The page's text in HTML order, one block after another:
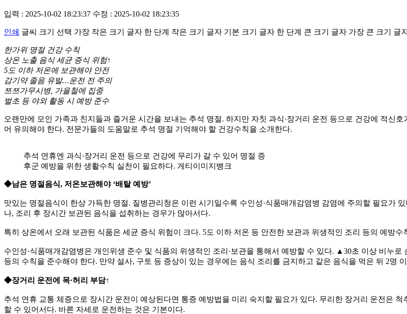
입력 : 2025-10-02 18:23:37 수정 : 2025-10-02 18:23:35
인쇄 글씨 크기 선택 가장 작은 크기 글자 한 단계 작은 크기 글자 기본 크기 글자 한 단계 큰 크기 글자 가장 큰 크기 글
한가위 명절 건강 수칙
상온 노출 음식 세균 증식 위험↑
5도 이하 저온에 보관해야 안전
감기약 졸음 유발…운전 전 주의
쯔쯔가무시병, 가을철에 집중
벌초 등 야외 활동 시 예방 준수
오랜만에 모인 가족과 친지들과 즐거운 시간을 보내는 추석 명절. 하지만 자칫 과식·장거리 운전 등으로 건강에 적신
어 유의해야 한다. 전문가들의 도움말로 추석 명절 기억해야 할 건강수칙을 소개한다.
추석 연휴엔 과식·장거리 운전 등으로 건강에 무리가 갈 수 있어 명절 증
후군 예방을 위한 생활수칙 실천이 필요하다. 게티이미지뱅크
◆남은 명절음식, 저온보관해야 ‘배탈 예방’
맛있는 명절음식이 한상 가득한 명절. 질병관리청은 이런 시기일수록 수인성·식품매개감염병 감염에 주의할 필요가
나, 조리 후 장시간 보관된 음식을 섭취하는 경우가 많아서다.
특히 상온에서 오래 보관된 식품은 세균 증식 위험이 크다. 5도 이하 저온 등 안전한 보관과 위생적인 조리 등의 예방수
수인성·식품매개감염병은 개인위생 준수 및 식품의 위생적인 조리·보관을 통해서 예방할 수 있다. ▲30초 이상 비누
등의 수칙을 준수해야 한다. 만약 설사, 구토 등 증상이 있는 경우에는 음식 조리를 금지하고 같은 음식을 먹은 뒤 2명
◆장거리 운전에 목·허리 부담↑
추석 연휴 교통 체증으로 장시간 운전이 예상된다면 통증 예방법을 미리 숙지할 필요가 있다. 무리한 장거리 운전은
할 수 있어서다. 바른 자세로 운전하는 것은 기본이다.